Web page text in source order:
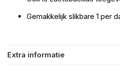
Gemakkelijk slikbare 1 per
Extra informatie